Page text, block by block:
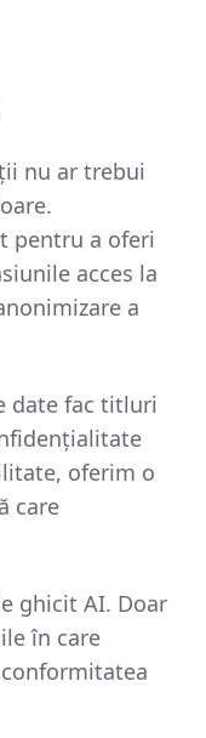
nu ar trebui
pentru a oferi
acces la
a
date fac titluri
oferim o
care
ghicit AI. Doar
în care